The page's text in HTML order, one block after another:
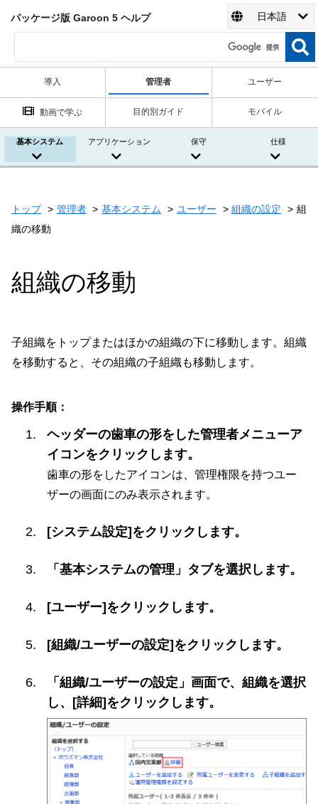
パッケージ版 Garoon 5 ヘルプ 日本語
導入 管理者 ユーザー
動画で学ぶ 目的別ガイド モバイル
基本システム アプリケーション 保守 仕様
トップ 管理者 基本システム ユーザー 組織の設定
組
織の移動
組織の移動
子組織をトップまたはほかの組織の下に移動します。組織
を移動すると、その組織の子組織も移動します。
操作手順：
ヘッダーの歯車の形をした管理者メニューア
イコンをクリックします。
歯車の形をしたアイコンは、管理権限を持つユー
ザーの画面にのみ表示されます。
[システム設定]をクリックします。
「基本システムの管理」タブを選択します。
[ユーザー]をクリックします。
[組織/ユーザーの設定]をクリックします。
「組織/ユーザーの設定」画面で、組織を選択
し、[詳細]をクリックします。